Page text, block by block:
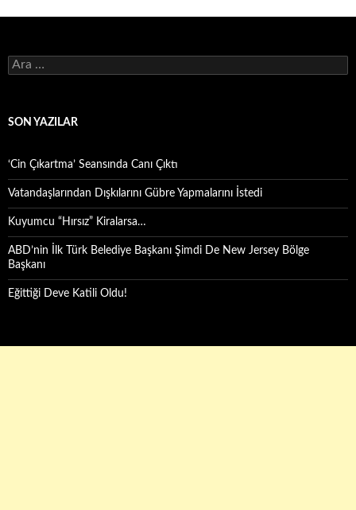
Arama:
SON YAZILAR
‘Cin Çıkartma’ Seansında Canı Çıktı
Vatandaşlarından Dışkılarını Gübre Yapmalarını İstedi
Kuyumcu “Hırsız” Kiralarsa…
ABD’nin İlk Türk Belediye Başkanı Şimdi De New Jersey Bölge
Başkanı
Eğittiği Deve Katili Oldu!